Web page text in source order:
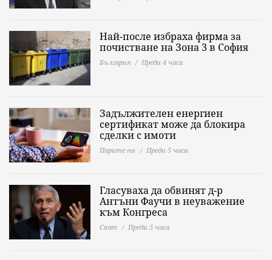
Най-после избраха фирма за
почистване на Зона 3 в София
България Преди 4 часа
Задължителен енергиен
сертификат може да блокира
сделки с имоти
Парите ни Преди 5 часа
Гласуваха да обвинят д-р
Антъни Фаучи в неуважение
към Конгреса
Свят Преди 5 часа